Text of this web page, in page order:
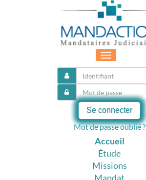
Toggle
navigation
Se connecter
Mot de passe oublié ?
Accueil
Étude
Missions
Mandat